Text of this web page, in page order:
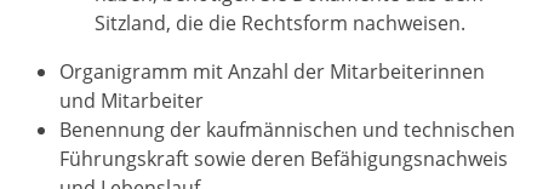
Sitzland, die die Rechtsform nachweisen.
Organigramm mit Anzahl der Mitarbeiterinnen
und Mitarbeiter
Benennung der kaufmännischen und technischen
Führungskraft sowie deren Befähigungsnachweis